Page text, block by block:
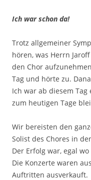
Ich war schon da!
Trotz allgemeiner
hören, was Herrn
den Chor
Tag und hörte zu.
Ich war ab diesem
zum heutigen Tage
Wir bereisten den
Solist des Chores in
Der Erfolg war, egal
Die Konzerte waren
Auftritten ausverkauft.